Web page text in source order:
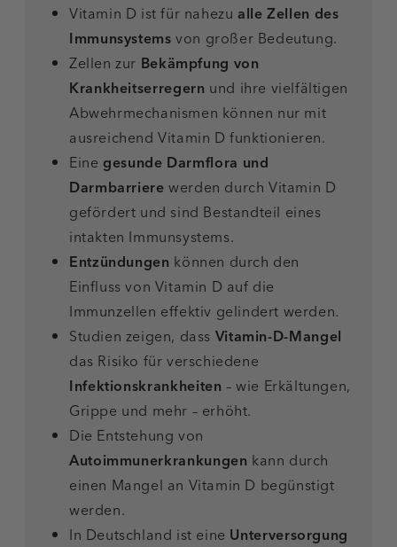
Vitamin D ist für nahezu alle Zellen des
Immunsystemsvon großer Bedeutung.
Zellen zur Bekämpfung von
Krankheitserregern und ihre vielfältigen
Abwehrmechanismen können nur mit
ausreichend Vitamin D funktionieren.
Eine gesunde Darmflora und
Darmbarrierewerden durch Vitamin D
gefördert und sind Bestandteil eines
intakten Immunsystems.
Entzündungen können durch den
Einfluss von Vitamin D auf die
Immunzellen effektiv gelindert werden.
Studien zeigen, dass Vitamin-D-Mangel
das Risiko für verschiedene
Infektionskrankheiten – wie Erkältungen,
Grippe und mehr – erhöht.
Die Entstehung von
Autoimmunerkrankungen kann durch
einen Mangel an Vitamin D begünstigt
werden.
In Deutschland ist eine Unterversorgung